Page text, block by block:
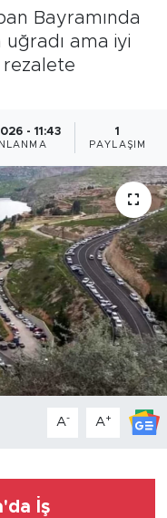
Bayramında
uğradı ama iyi
- 11:43 1
PAYLAŞIM
A- A+
İş